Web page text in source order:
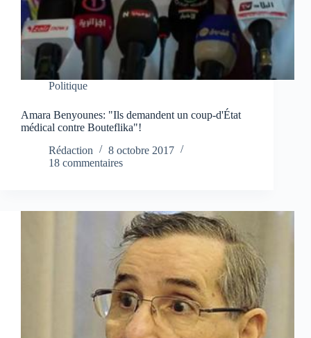
Politique
Amara Benyounes: "Ils demandent un coup-d'État
médical contre Bouteflika"!
Rédaction
8 octobre 2017
18 commentaires